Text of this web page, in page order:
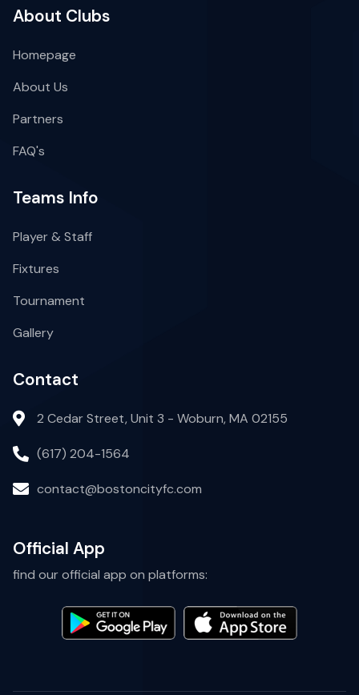
About Clubs
Homepage
About Us
Partners
FAQ's
Teams Info
Player & Staff
Fixtures
Tournament
Gallery
Contact
2 Cedar Street, Unit 3 - Woburn, MA 02155
(617) 204-1564
contact@bostoncityfc.com
Official App
find our official app on platforms: